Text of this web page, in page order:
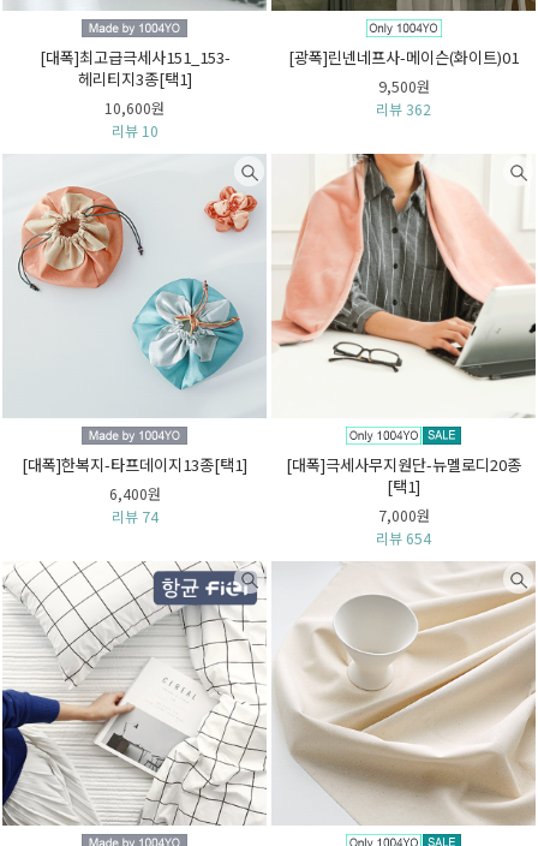
[대폭]최고급극세사151_153-
헤리티지3종[택1]
10,600원
리뷰 10
[광폭]린넨네프사-메이슨(화이트)01
9,500원
리뷰 362
[대폭]한복지-타프데이지13종[택1]
6,400원
리뷰 74
[대폭]극세사무지원단-뉴멜로디20종
[택1]
7,000원
리뷰 654